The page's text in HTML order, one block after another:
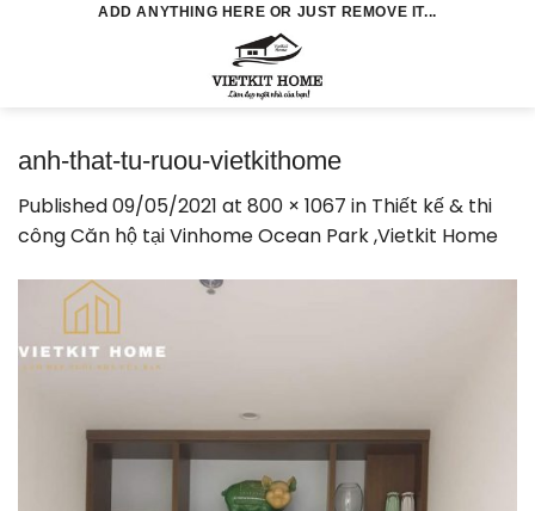
ADD ANYTHING HERE OR JUST REMOVE IT...
anh-that-tu-ruou-vietkithome
Published09/05/2021 at 800 × 1067 in Thiết kế & thi
công Căn hộ tại Vinhome Ocean Park ,Vietkit Home